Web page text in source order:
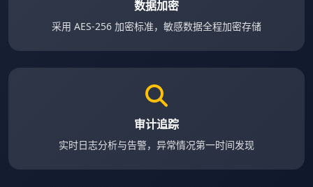
数据加密
采用 AES-256 加密标准，敏感数据全程加密存储
审计追踪
实时日志分析与告警，异常情况第一时间发现